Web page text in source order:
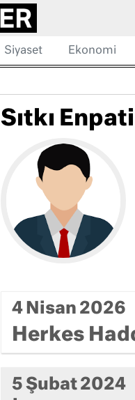
Siyaset Ekonomi
Sıtkı
4 Nisan 2026
Herkes
5 Şubat 2024